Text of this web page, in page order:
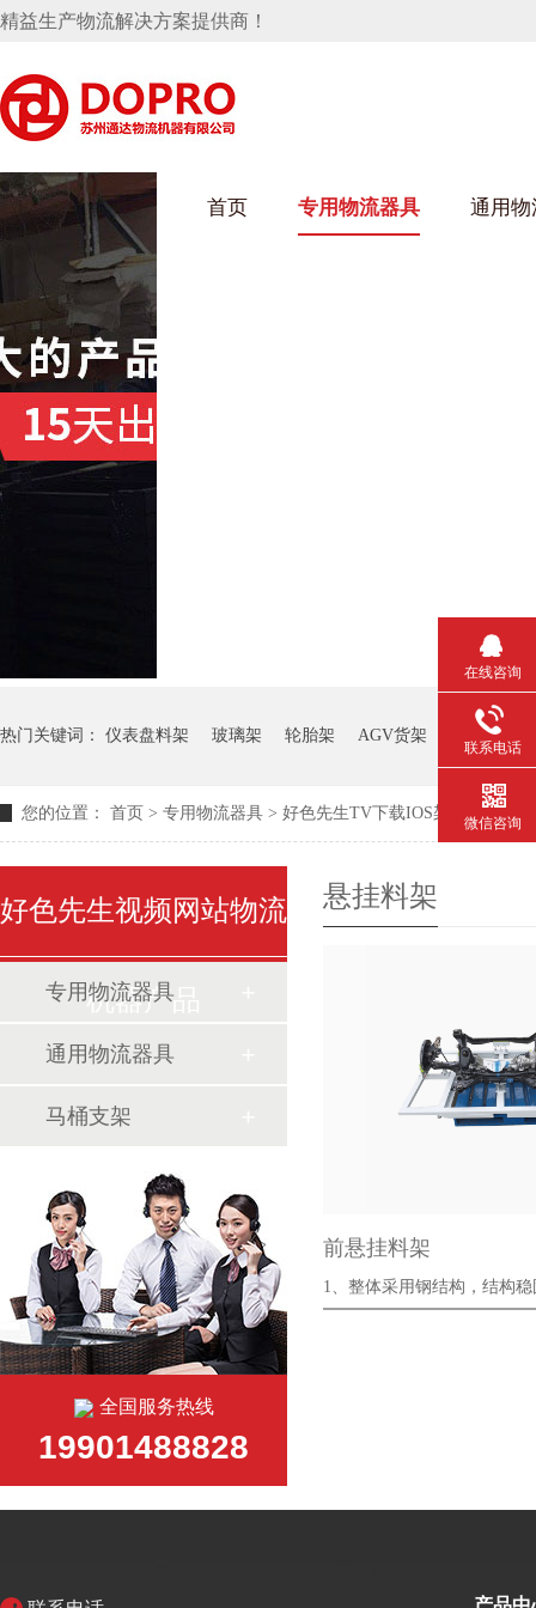
精益生产物流解决方案提供商！
首页 专用物流器具
好色先生成人污架
丝车/纺丝车
通用
乌龟车/平台车
钢板箱
货架系统
化纤纺织行业
化工行业
热门关键词： 仪表盘料架 玻璃架 轮胎架 AGV货架 钢板箱
您的位置： 首页 > 专用物流器具 > 好色先生TV下载IOS架 >悬挂料架
悬挂料架
前悬挂料架
1、整体采用钢结构，结构
好色先生视频网站物流
机器产品
专用物流器具
通用物流器具
马桶支架
全国服务热线
19901488828
在线咨询
联系电话
微信咨询